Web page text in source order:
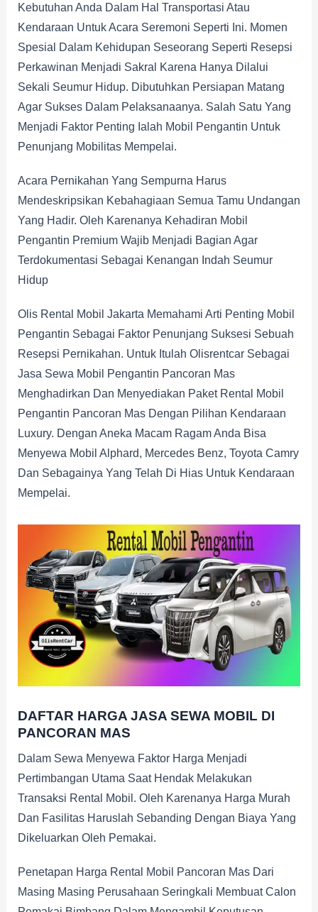
Kebutuhan Anda Dalam Hal Transportasi Atau
Kendaraan Untuk Acara Seremoni Seperti Ini. Momen
Spesial Dalam Kehidupan Seseorang Seperti Resepsi
Perkawinan Menjadi Sakral Karena Hanya Dilalui
Sekali Seumur Hidup. Dibutuhkan Persiapan Matang
Agar Sukses Dalam Pelaksanaanya. Salah Satu Yang
Menjadi Faktor Penting Ialah Mobil Pengantin Untuk
Penunjang Mobilitas Mempelai.
Acara Pernikahan Yang Sempurna Harus
Mendeskripsikan Kebahagiaan Semua Tamu Undangan
Yang Hadir. Oleh Karenanya Kehadiran Mobil
Pengantin Premium Wajib Menjadi Bagian Agar
Terdokumentasi Sebagai Kenangan Indah Seumur
Hidup
Olis Rental Mobil Jakarta Memahami Arti Penting Mobil
Pengantin Sebagai Faktor Penunjang Suksesi Sebuah
Resepsi Pernikahan. Untuk Itulah Olisrentcar Sebagai
Jasa Sewa Mobil Pengantin Pancoran Mas
Menghadirkan Dan Menyediakan Paket Rental Mobil
Pengantin Pancoran Mas Dengan Pilihan Kendaraan
Luxury. Dengan Aneka Macam Ragam Anda Bisa
Menyewa Mobil Alphard, Mercedes Benz, Toyota Camry
Dan Sebagainya Yang Telah Di Hias Untuk Kendaraan
Mempelai.
DAFTAR HARGA JASA SEWA MOBIL DI
PANCORAN MAS
Dalam Sewa Menyewa Faktor Harga Menjadi
Pertimbangan Utama Saat Hendak Melakukan
Transaksi Rental Mobil. Oleh Karenanya Harga Murah
Dan Fasilitas Haruslah Sebanding Dengan Biaya Yang
Dikeluarkan Oleh Pemakai.
Penetapan Harga Rental Mobil Pancoran Mas Dari
Masing Masing Perusahaan Seringkali Membuat Calon